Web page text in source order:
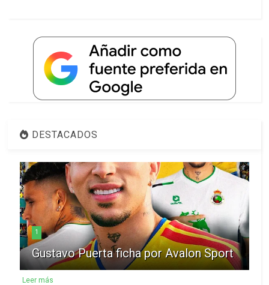
DESTACADOS
1
Gustavo Puerta ficha por Avalon Sport
Leer más